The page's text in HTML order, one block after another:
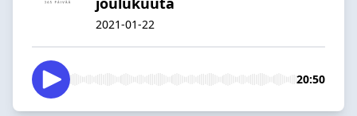
2021-01-22
20:50